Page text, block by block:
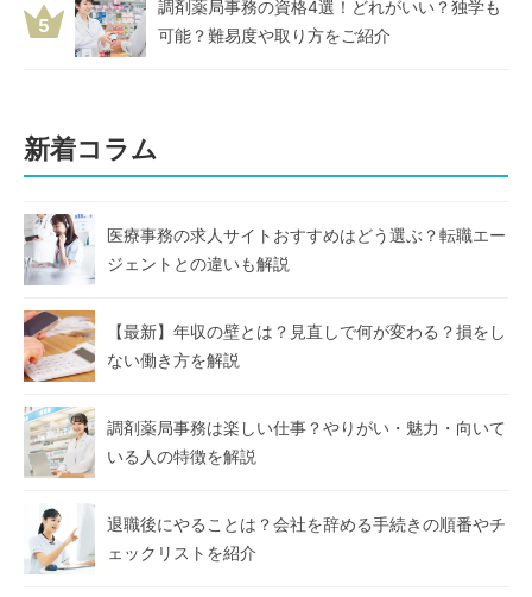
5
調剤薬局事務の資格4選！どれがいい？独学も
可能？難易度や取り方をご紹介
新着コラム
医療事務の求人サイトおすすめはどう選ぶ？転職エー
ジェントとの違いも解説
【最新】年収の壁とは？見直しで何が変わる？損をし
ない働き方を解説
調剤薬局事務は楽しい仕事？やりがい・魅力・向いて
いる人の特徴を解説
退職後にやることは？会社を辞める手続きの順番やチ
ェックリストを紹介